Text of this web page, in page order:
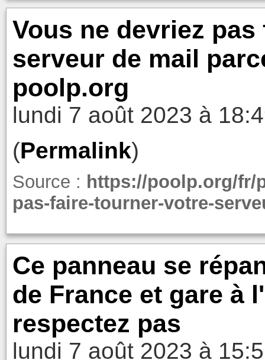
Vous ne devriez
serveur de mail
poolp.org
lundi 7 août 2023 à
(Permalink)
Source : https://poolp.org/fr/
pas-faire-tourner-votre-
Ce panneau se
de France et gare à
respectez pas
lundi 7 août 2023 à